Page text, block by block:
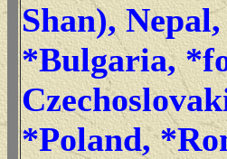
Shan),
*Bulgaria,
*Poland,